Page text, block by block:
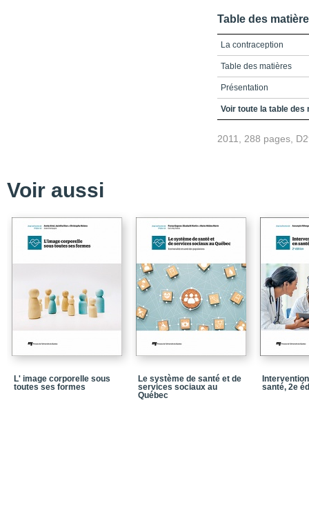
Table des
La contraception
Table des matières
Présentation
Partie 1. Prévalence
Chapitre 4. De la
Chapitre 5. La
Chapitre 6. La pilule
Québec
Chapitre 7.
la prise de risques
Chapitre 8. Le
Partie 4. Informations
Voir toute la table des
2011, 288 pages,
Voir aussi
L' image corporelle sous
toutes ses formes
Le système de santé et de
services sociaux au
Québec
santé, 2e